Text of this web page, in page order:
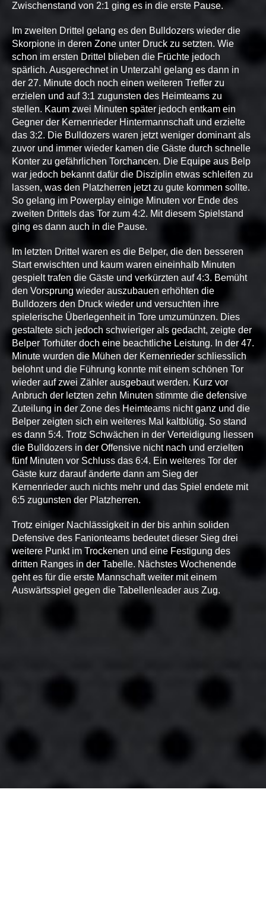
Zwischenstand von 2:1 ging es in die erste Pause.
Im zweiten Drittel gelang es den Bulldozers wieder die
Skorpione in deren Zone unter Druck zu setzten. Wie
schon im ersten Drittel blieben die Früchte jedoch
spärlich. Ausgerechnet in Unterzahl gelang es dann in
der 27. Minute doch noch einen weiteren Treffer zu
erzielen und auf 3:1 zugunsten des Heimteams zu
stellen. Kaum zwei Minuten später jedoch entkam ein
Gegner der Kernenrieder Hintermannschaft und erzielte
das 3:2. Die Bulldozers waren jetzt weniger dominant als
zuvor und immer wieder kamen die Gäste durch schnelle
Konter zu gefährlichen Torchancen. Die Equipe aus Belp
war jedoch bekannt dafür die Disziplin etwas schleifen zu
lassen, was den Platzherren jetzt zu gute kommen sollte.
So gelang im Powerplay einige Minuten vor Ende des
zweiten Drittels das Tor zum 4:2. Mit diesem Spielstand
ging es dann auch in die Pause.
Im letzten Drittel waren es die Belper, die den besseren
Start erwischten und kaum waren eineinhalb Minuten
gespielt trafen die Gäste und verkürzten auf 4:3. Bemüht
den Vorsprung wieder auszubauen erhöhten die
Bulldozers den Druck wieder und versuchten ihre
spielerische Überlegenheit in Tore umzumünzen. Dies
gestaltete sich jedoch schwieriger als gedacht, zeigte der
Belper Torhüter doch eine beachtliche Leistung. In der 47.
Minute wurden die Mühen der Kernenrieder schliesslich
belohnt und die Führung konnte mit einem schönen Tor
wieder auf zwei Zähler ausgebaut werden. Kurz vor
Anbruch der letzten zehn Minuten stimmte die defensive
Zuteilung in der Zone des Heimteams nicht ganz und die
Belper zeigten sich ein weiteres Mal kaltblütig. So stand
es dann 5:4. Trotz Schwächen in der Verteidigung liessen
die Bulldozers in der Offensive nicht nach und erzielten
fünf Minuten vor Schluss das 6:4. Ein weiteres Tor der
Gäste kurz darauf änderte dann am Sieg der
Kernenrieder auch nichts mehr und das Spiel endete mit
6:5 zugunsten der Platzherren.
Trotz einiger Nachlässigkeit in der bis anhin soliden
Defensive des Fanionteams bedeutet dieser Sieg drei
weitere Punkt im Trockenen und eine Festigung des
dritten Ranges in der Tabelle. Nächstes Wochenende
geht es für die erste Mannschaft weiter mit einem
Auswärtsspiel gegen die Tabellenleader aus Zug.